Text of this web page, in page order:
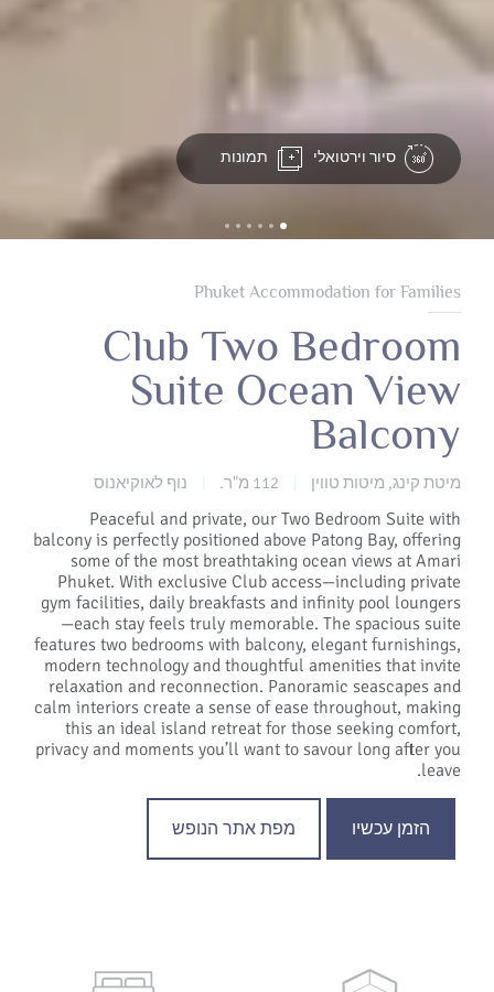
Phuket Accommodation for Families
Club Two Bedroom
Suite Ocean View
Balcony
מיטת קינג, מיטות טווין 112 מ"ר. נוף לאוקיאנוס
Peaceful and private, our Two Bedroom Suite with
balcony is perfectly positioned above Patong Bay, offering
some of the most breathtaking ocean views at Amari
Phuket. With exclusive Club access—including private
gym facilities, daily breakfasts and infinity pool loungers
—each stay feels truly memorable. The spacious suite
features two bedrooms with balcony, elegant furnishings,
modern technology and thoughtful amenities that invite
relaxation and reconnection. Panoramic seascapes and
calm interiors create a sense of ease throughout, making
this an ideal island retreat for those seeking comfort,
privacy and moments you’ll want to savour long after you
leave.
הזמן עכשיו מפת אתר הנופש
סיור וירטואלי תמונות